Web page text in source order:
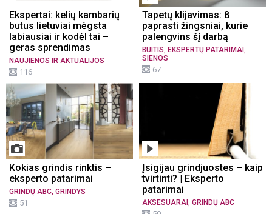
Ekspertai: kelių kambarių
butus lietuviai mėgsta
labiausiai ir kodėl tai –
geras sprendimas
NAUJIENOS IR AKTUALIJOS
116
Tapetų klijavimas: 8
paprasti žingsniai, kurie
palengvins šį darbą
BUITIS, EKSPERTŲ PATARIMAI ,
SIENOS
67
Kokias grindis rinktis –
eksperto patarimai
GRINDŲ ABC GRINDYS
51
Įsigijau grindjuostes – kaip
tvirtinti? | Eksperto
patarimai
AKSESUARAI GRINDŲ ABC